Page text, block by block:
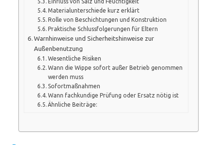
Materialunterschiede kurz erklärt
Rolle von Beschichtungen und Konstruktion
Praktische Schlussfolgerungen für Eltern
Warnhinweise und Sicherheitshinweise zur
Außenbenutzung
Wesentliche Risiken
Wann die Wippe sofort außer Betrieb genommen
werden muss
Sofortmaßnahmen
Wann fachkundige Prüfung oder Ersatz nötig ist
Ähnliche Beiträge: